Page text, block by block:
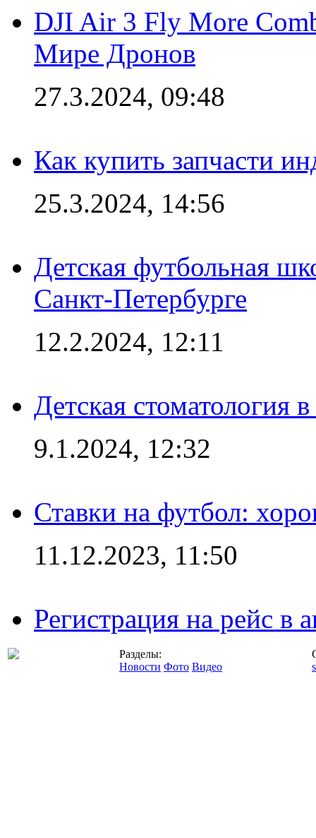
DJI Air 3 Fly More
Мире Дронов
27.3.2024, 09:48
Как купить запчасти
25.3.2024, 14:56
Детская футбольная
Санкт-Петербурге
12.2.2024, 12:11
Детская стоматология
9.1.2024, 12:32
Ставки на футбол:
11.12.2023, 11:50
Регистрация на рейс в
Разделы:
Новости Фото Видео